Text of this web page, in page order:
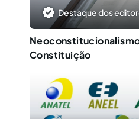
Destaque dos
Constituição